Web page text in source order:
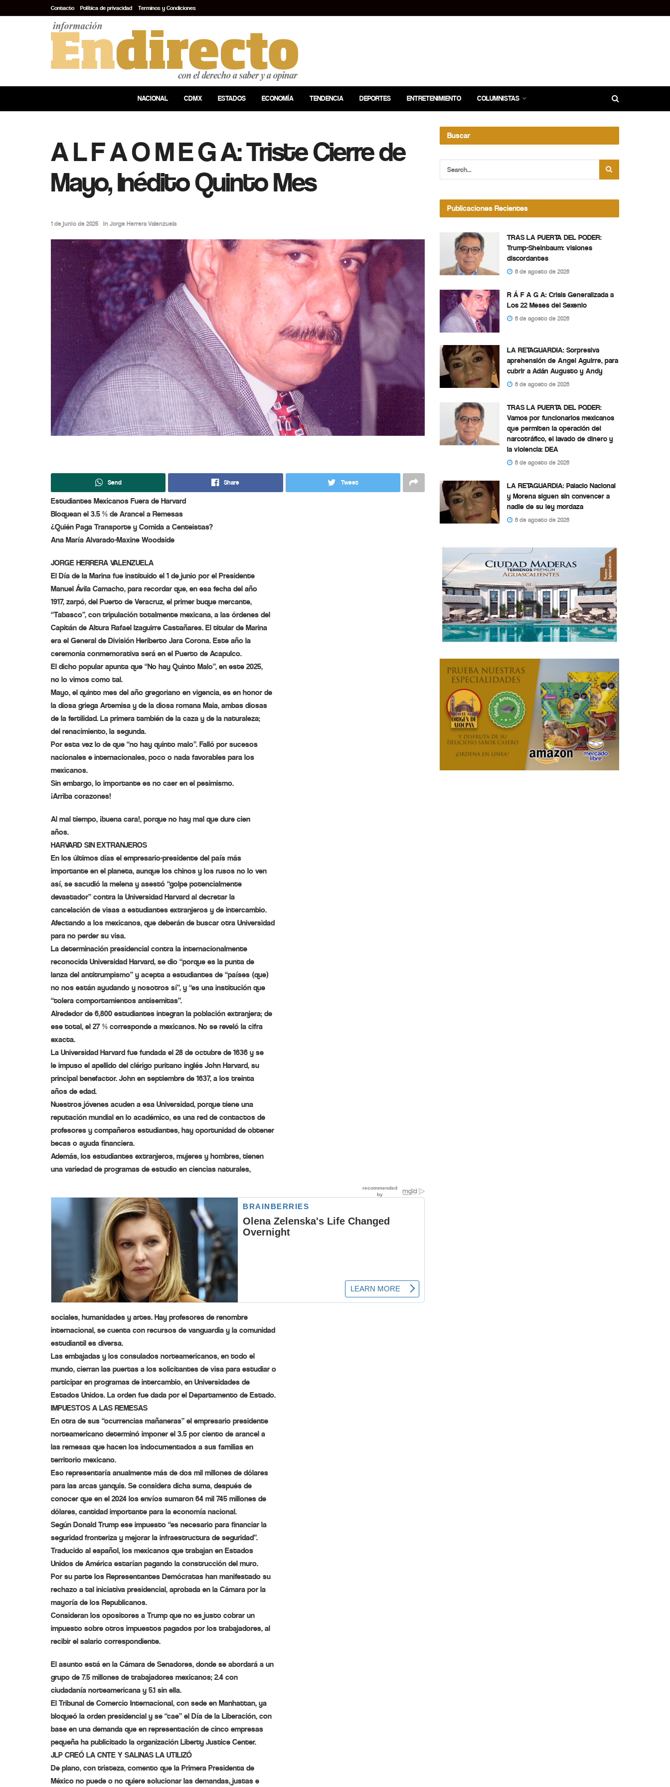
Contacto Política de privacidad Terminos y Condiciones
NACIONAL CDMX ESTADOS ECONOMÍA TENDENCIA DEPORTES ENTRETENIMIENTO COLUMNISTAS
A L F A O M E G A: Triste Cierre de
Mayo, Inédito Quinto Mes
1 de junio de 2025 in Jorge Herrera Valenzuela
Send Share Tweet
Estudiantes Mexicanos Fuera de Harvard
Bloquean el 3.5 % de Arancel a Remesas
¿Quién Paga Transporte y Comida a Centeistas?
Ana María Alvarado-Maxine Woodside
JORGE HERRERA VALENZUELA
El Día de la Marina fue instituido el 1 de junio por el Presidente
Manuel Ávila Camacho, para recordar que, en esa fecha del año
1917, zarpó, del Puerto de Veracruz, el primer buque mercante,
“Tabasco”, con tripulación totalmente mexicana, a las órdenes del
Capitán de Altura Rafael Izaguirre Castañares. El titular de Marina
era el General de División Heriberto Jara Corona. Este año la
ceremonia conmemorativa será en el Puerto de Acapulco.
El dicho popular apunta que “No hay Quinto Malo”, en este 2025,
no lo vimos como tal.
Mayo, el quinto mes del año gregoriano en vigencia, es en honor de
la diosa griega Artemisa y de la diosa romana Maia, ambas diosas
de la fertilidad. La primera también de la caza y de la naturaleza;
del renacimiento, la segunda.
Por esta vez lo de que “no hay quinto malo”. Falló por sucesos
nacionales e internacionales, poco o nada favorables para los
mexicanos.
Sin embargo, lo importante es no caer en el pesimismo.
¡Arriba corazones!
Al mal tiempo, ¡buena cara!, porque no hay mal que dure cien
años.
HARVARD SIN EXTRANJEROS
En los últimos días el empresario-presidente del país más
importante en el planeta, aunque los chinos y los rusos no lo ven
así, se sacudió la melena y asestó “golpe potencialmente
devastador” contra la Universidad Harvard al decretar la
cancelación de visas a estudiantes extranjeros y de intercambio.
Afectando a los mexicanos, que deberán de buscar otra Universidad
para no perder su visa.
La determinación presidencial contra la internacionalmente
reconocida Universidad Harvard, se dio “porque es la punta de
lanza del antitrumpismo” y acepta a estudiantes de “países (que)
no nos están ayudando y nosotros sí”, y “es una institución que
“tolera comportamientos antisemitas”.
Alrededor de 6,800 estudiantes integran la población extranjera; de
ese total, el 27 % corresponde a mexicanos. No se reveló la cifra
exacta.
La Universidad Harvard fue fundada el 28 de octubre de 1636 y se
le impuso el apellido del clérigo puritano inglés John Harvard, su
principal benefactor. John en septiembre de 1637, a los treinta
años de edad.
Nuestros jóvenes acuden a esa Universidad, porque tiene una
reputación mundial en lo académico, es una red de contactos de
profesores y compañeros estudiantes, hay oportunidad de obtener
becas o ayuda financiera.
Además, los estudiantes extranjeros, mujeres y hombres, tienen
una variedad de programas de estudio en ciencias naturales,
sociales, humanidades y artes. Hay profesores de renombre
internacional, se cuenta con recursos de vanguardia y la comunidad
estudiantil es diversa.
Las embajadas y los consulados norteamericanos, en todo el
mundo, cierran las puertas a los solicitantes de visa para estudiar o
participar en programas de intercambio, en Universidades de
Estados Unidos. La orden fue dada por el Departamento de Estado.
IMPUESTOS A LAS REMESAS
En otra de sus “ocurrencias mañaneras” el empresario presidente
norteamericano determinó imponer el 3.5 por ciento de arancel a
las remesas que hacen los indocumentados a sus familias en
territorio mexicano.
Eso representaría anualmente más de dos mil millones de dólares
para las arcas yanquis. Se considera dicha suma, después de
conocer que en el 2024 los envíos sumaron 64 mil 745 millones de
dólares, cantidad importante para la economía nacional.
Según Donald Trump ese impuesto “es necesario para financiar la
seguridad fronteriza y mejorar la infraestructura de seguridad”.
Traducido al español, los mexicanos que trabajan en Estados
Unidos de América estarían pagando la construcción del muro.
Por su parte los Representantes Demócratas han manifestado su
rechazo a tal iniciativa presidencial, aprobada en la Cámara por la
mayoría de los Republicanos.
Consideran los opositores a Trump que no es justo cobrar un
impuesto sobre otros impuestos pagados por los trabajadores, al
recibir el salario correspondiente.
El asunto está en la Cámara de Senadores, donde se abordará a un
grupo de 7.5 millones de trabajadores mexicanos; 2.4 con
ciudadanía norteamericana y 5.1 sin ella.
El Tribunal de Comercio Internacional, con sede en Manhattan, ya
bloqueó la orden presidencial y se “cae” el Día de la Liberación, con
base en una demanda que en representación de cinco empresas
pequeña ha publicitado la organización Liberty Justice Center.
JLP CREÓ LA CNTE Y SALINAS LA UTILIZÓ
De plano, con tristeza, comento que la Primera Presidenta de
México no puede o no quiere solucionar las demandas, justas e
Buscar
Publicaciones Recientes
TRAS LA PUERTA DEL PODER:
Trump-Sheinbaum: visiones
discordantes
6 de agosto de 2026
R Á F A G A: Crisis Generalizada a
Los 22 Meses del Sexenio
6 de agosto de 2026
LA RETAGUARDIA: Sorpresiva
aprehensión de Angel Aguirre, para
cubrir a Adán Augusto y Andy
6 de agosto de 2026
TRAS LA PUERTA DEL PODER:
Vamos por funcionarios mexicanos
que permiten la operación del
narcotráfico, el lavado de dinero y
la violencia: DEA
6 de agosto de 2026
LA RETAGUARDIA: Palacio Nacional
y Morena siguen sin convencer a
nadie de su ley mordaza
6 de agosto de 2026